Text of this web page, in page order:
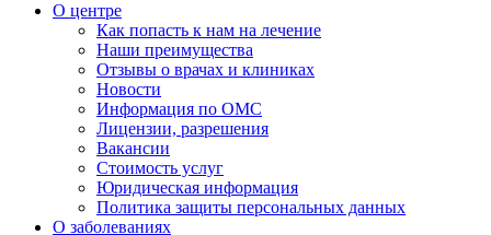
О центре
Как попасть к нам на лечение
Наши преимущества
Отзывы о врачах и клиниках
Новости
Информация по ОМС
Лицензии, разрешения
Вакансии
Стоимость услуг
Юридическая информация
Политика защиты персональных данных
О заболеваниях